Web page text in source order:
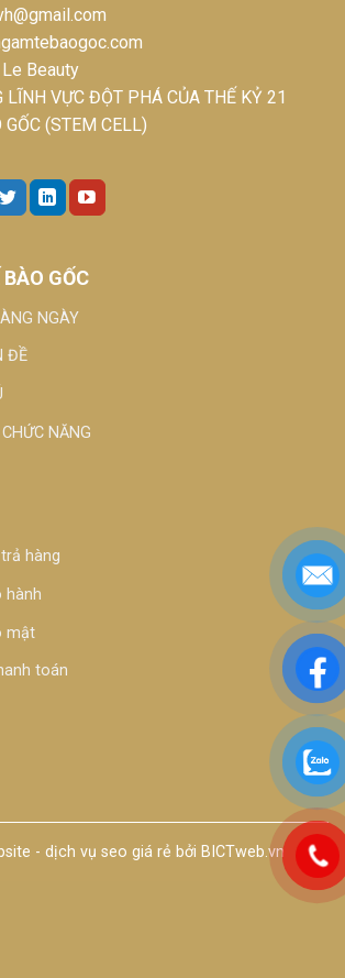
Le Beauty
LĨNH VỰC ĐỘT PHÁ CỦA THẾ KỶ 21
GỐC (STEM CELL)
GỐC
NGÀY
ĐỀ
NĂNG
hàng
hành
mật
toán
- dịch vụ seo giá rẻ bởi BICTweb.vn